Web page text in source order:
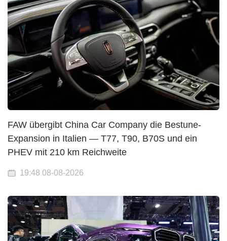
FAW übergibt China Car Company die Bestune-
Expansion in Italien — T77, T90, B70S und ein
PHEV mit 210 km Reichweite
19:48 08-08-2026